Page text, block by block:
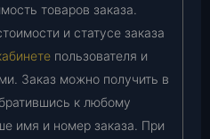
товаров заказа.
и статусе заказа
пользователя и
Заказ можно получить в
к любому
имя и номер заказа. При